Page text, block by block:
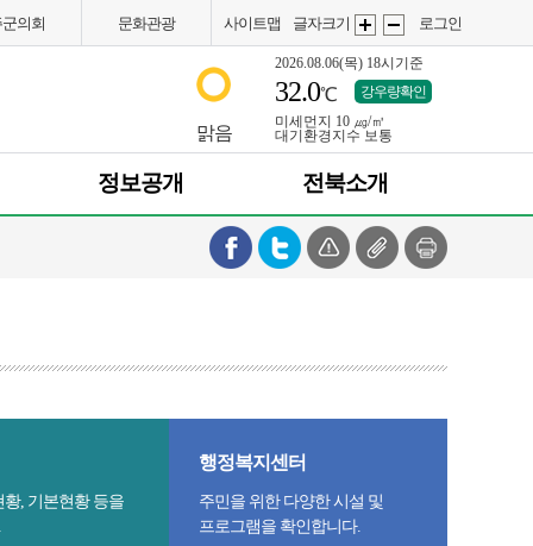
의회 문화관광 사이트맵 글자크기
화
면
화
면
로그인
맑음
2026.08.06(목) 18시기준
32.0℃
강우량확인
미세먼지 10 ㎍/㎥
대기환경지수 보통
정보공개 전북소개
황, 기본현황 등을
행정복지센터
주민을 위한 다양한 시설 및
프로그램을 확인합니다.